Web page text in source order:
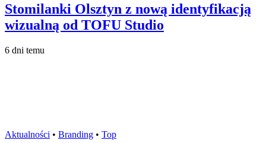
Stomilanki Olsztyn z nową identyfikacją
wizualną od TOFU Studio
6 dni temu
Aktualności • Branding • Top